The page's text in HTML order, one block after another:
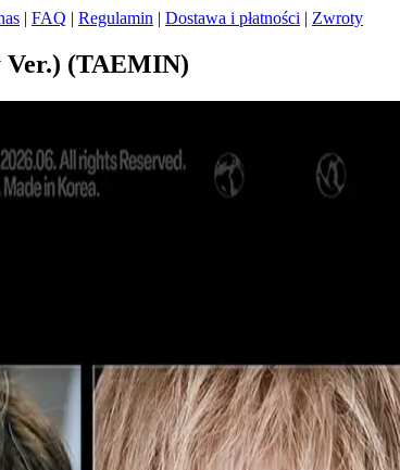
| FAQ | Regulamin | Dostawa i płatności | Zwroty
Ver.) (TAEMIN)